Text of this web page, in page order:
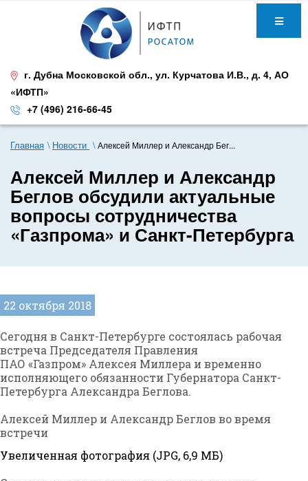
г. Дубна Московской обл., ул. Курчатова И.В., д. 4, АО
«ИФТП»
+7 (496) 216-66-45
Главная Новости Алексей Миллер и Александр Бег...
Алексей Миллер и Александр
Беглов обсудили актуальные
вопросы сотрудничества
«Газпрома» и Санкт-Петербурга
22 октября 2018
Сегодня в Санкт-Петербурге состоялась рабочая
встреча Председателя Правления
ПАО «Газпром» Алексея Миллера и временно
исполняющего обязанности Губернатора Санкт-
Петербурга Александра Беглова.
Алексей Миллер и Александр Беглов во время
встречи
Увеличенная фотография (JPG, 6,9 МБ)